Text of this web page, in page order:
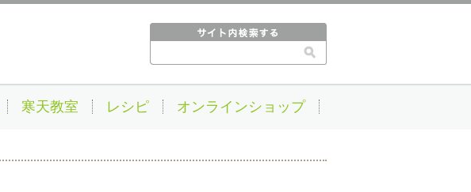
寒天教室 レシピ オンラインショップ